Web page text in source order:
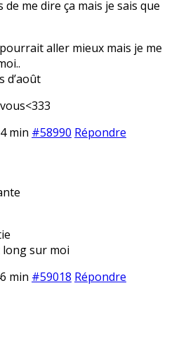
de me dire ça mais je sais que
aller mieux mais je me
d’août
min #58990 Répondre
long sur moi
min #59018 Répondre